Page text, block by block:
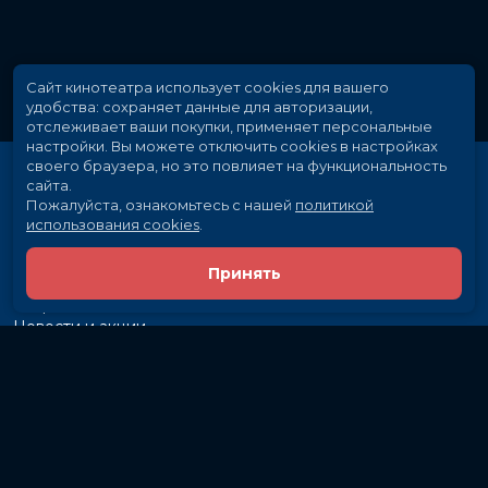
Скоро в кино
Новости и акции
Сайт кинотеатра использует cookies для вашего
удобства: сохраняет данные для авторизации,
отслеживает ваши покупки, применяет персональные
настройки. Вы можете отключить cookies в настройках
своего браузера, но это повлияет на функциональность
сайта.
Пожалуйста, ознакомьтесь с нашей политикой
использования cookies
Принять